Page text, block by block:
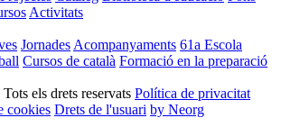
Activitats
Jornades Acompanyaments 61a Escola
Cursos de català Formació en la preparació
els drets reservats Política de privacitat
cookies Drets de l'usuari by Neorg